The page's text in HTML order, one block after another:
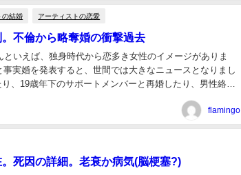
の結婚 アーティストの恋愛
不倫から略奪婚の衝撃過去
いえば、独身時代から恋多き女性のイメージがありま
実婚を発表すると、世間では大きなニュースとなりまし
、19歳年下のサポートメンバーと再婚したり、男性絡み
flamingo
死因の詳細。老衰か病気(脳梗塞?)